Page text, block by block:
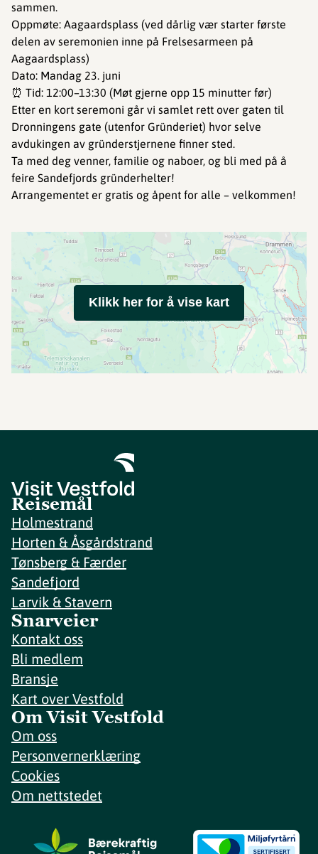
sammen.
Oppmøte: Aagaardsplass (ved dårlig vær starter første
delen av seremonien inne på Frelsesarmeen på
Aagaardsplass)
Dato: Mandag 23. juni
⏰ Tid: 12:00–13:30 (Møt gjerne opp 15 minutter før)
Etter en kort seremoni går vi samlet rett over gaten til
Dronningens gate (utenfor Gründeriet) hvor selve
avdukingen av gründerstjernene finner sted.
Ta med deg venner, familie og naboer, og bli med på å
feire Sandefjords gründerhelter!
Arrangementet er gratis og åpent for alle – velkommen!
Klikk her for å vise kart
Reisemål
Holmestrand
Horten & Åsgårdstrand
Tønsberg & Færder
Sandefjord
Larvik & Stavern
Snarveier
Kontakt oss
Bli medlem
Bransje
Kart over Vestfold
Om Visit Vestfold
Om oss
Personvernerklæring
Cookies
Om nettstedet